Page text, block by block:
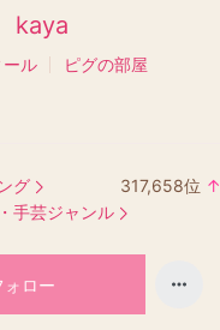
kaya
ール ピグの部屋
グ 317,658位 ↑
手芸ジャンル
ォロー